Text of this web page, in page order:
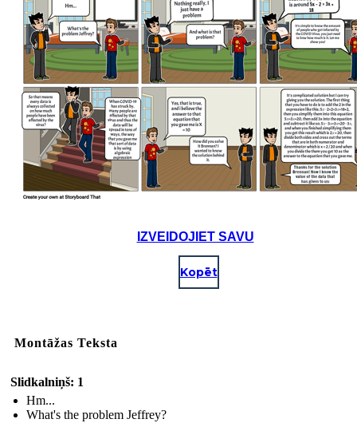
IZVEIDOJIET SAVU
Kopēt
Montāžas Teksta
Slidkalniņš: 1
Hm...
What's the problem Jeffrey?